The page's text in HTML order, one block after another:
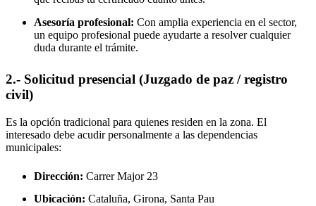
Asesoría profesional: Con amplia experiencia en el sector,
un equipo profesional puede ayudarte a resolver cualquier
duda durante el trámite.
2.- Solicitud presencial (Juzgado de paz / registro
civil)
Es la opción tradicional para quienes residen en la zona. El
interesado debe acudir personalmente a las dependencias
municipales:
Dirección: Carrer Major 23
Ubicación: Cataluña, Girona, Santa Pau